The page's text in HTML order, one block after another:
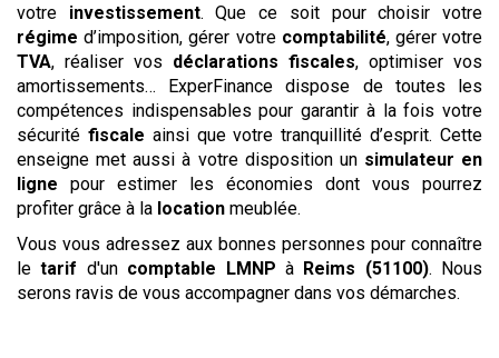
votre investissement. Que ce soit pour choisir votre
régime d’imposition, gérer votre comptabilité, gérer votre
TVA, réaliser vos déclarations fiscales, optimiser vos
amortissements… ExperFinance dispose de toutes les
compétences indispensables pour garantir à la fois votre
sécurité fiscale ainsi que votre tranquillité d’esprit. Cette
enseigne met aussi à votre disposition un simulateur en
ligne pour estimer les économies dont vous pourrez
profiter grâce à la location meublée.
Vous vous adressez aux bonnes personnes pour connaître
letarif d'un comptable LMNP à Reims (51100). Nous
serons ravis de vous accompagner dans vos démarches.